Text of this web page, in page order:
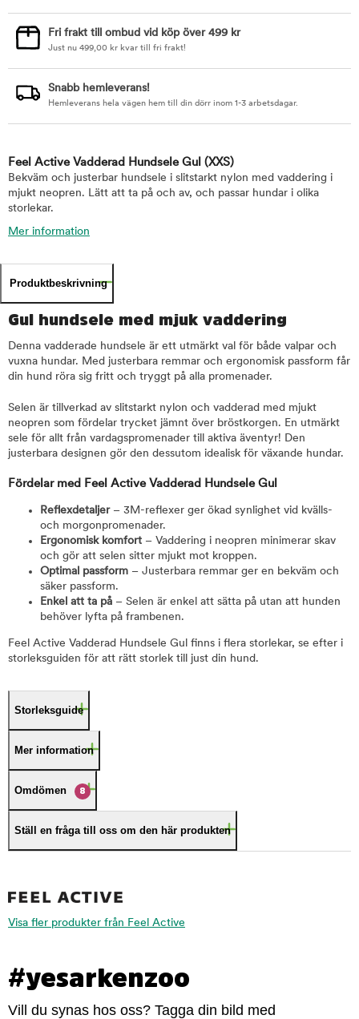
Fri frakt till ombud vid köp över 499 kr
Just nu 499,00 kr kvar till fri frakt!
Snabb hemleverans!
Hemleverans hela vägen hem till din dörr inom 1-3 arbetsdagar.
Feel Active Vadderad Hundsele Gul (XXS)
Bekväm och justerbar hundsele i slitstarkt nylon med vaddering i
mjukt neopren. Lätt att ta på och av, och passar hundar i olika
storlekar.
Mer information
Produktbeskrivning
Gul hundsele med mjuk vaddering
Denna vadderade hundsele är ett utmärkt val för både valpar och
vuxna hundar. Med justerbara remmar och ergonomisk passform får
din hund röra sig fritt och tryggt på alla promenader.
Selen är tillverkad av slitstarkt nylon och vadderad med mjukt
neopren som fördelar trycket jämnt över bröstkorgen. En utmärkt
sele för allt från vardagspromenader till aktiva äventyr! Den
justerbara designen gör den dessutom idealisk för växande hundar.
Fördelar med Feel Active Vadderad Hundsele Gul
Reflexdetaljer– 3M-reflexer ger ökad synlighet vid kvälls-
och morgonpromenader.
Ergonomisk komfort – Vaddering i neopren minimerar skav
och gör att selen sitter mjukt mot kroppen.
Optimal passform – Justerbara remmar ger en bekväm och
säker passform.
Enkel att ta på – Selen är enkel att sätta på utan att hunden
behöver lyfta på frambenen.
Feel Active Vadderad Hundsele Gul finns i flera storlekar, se efter i
storleksguiden för att rätt storlek till just din hund.
Storleksguide
Mer information
Omdömen 8
Ställ en fråga till oss om den här produkten
Visa fler produkter från Feel Active
#yesarkenzoo
Vill du synas hos oss? Tagga din bild med